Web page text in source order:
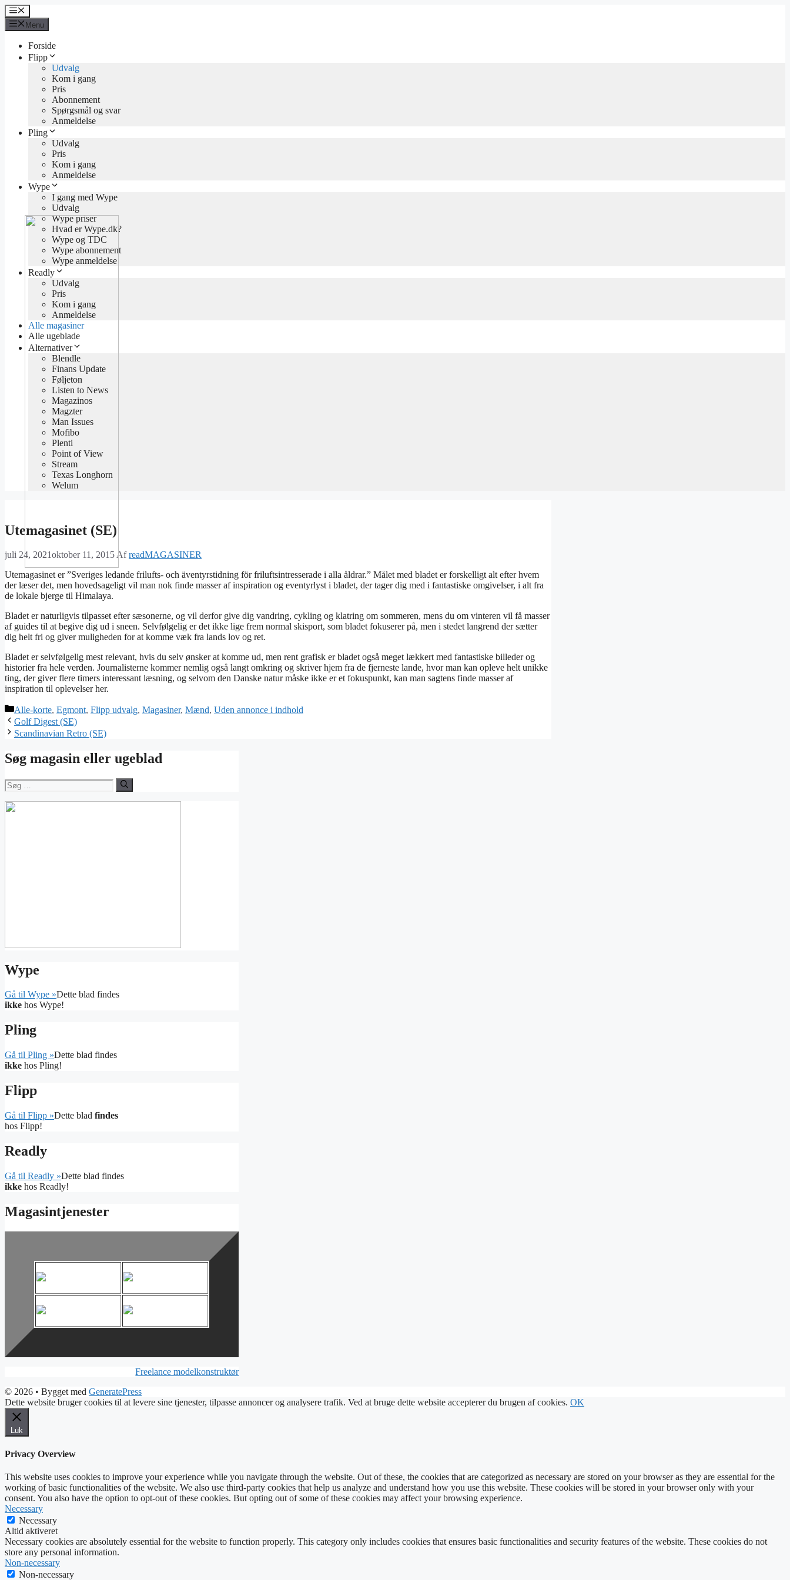
Hop
til
indhold
Menu
Menu
Forside
Flipp
Udvalg
Kom i gang
Pris
Abonnement
Spørgsmål og svar
Anmeldelse
Pling
Udvalg
Pris
Kom i gang
Anmeldelse
Wype
I gang med Wype
Udvalg
Wype priser
Hvad er Wype.dk?
Wype og TDC
Wype abonnement
Wype anmeldelse
Readly
Udvalg
Pris
Kom i gang
Anmeldelse
Alle magasiner
Alle ugeblade
Alternativer
Blendle
Finans Update
Føljeton
Listen to News
Magazinos
Magzter
Man Issues
Mofibo
Plenti
Point of View
Stream
Texas Longhorn
Welum
Utemagasinet (SE)
juli 24, 2021oktober 11, 2015AfreadMAGASINER
Utemagasinet er ”Sveriges ledande frilufts- och äventyrstidning för friluftsintresserade i alla åldrar.” Målet med bladet er forskelligt alt efter hvem
der læser det, men hovedsageligt vil man nok finde masser af inspiration og eventyrlyst i bladet, der tager dig med i fantastiske omgivelser, i alt fra
de lokale bjerge til Himalaya.
Bladet er naturligvis tilpasset efter sæsonerne, og vil derfor give dig vandring, cykling og klatring om sommeren, mens du om vinteren vil få masser
af guides til at begive dig ud i sneen. Selvfølgelig er det ikke lige frem normal skisport, som bladet fokuserer på, men i stedet langrend der sætter
dig helt fri og giver muligheden for at komme væk fra lands lov og ret.
Bladet er selvfølgelig mest relevant, hvis du selv ønsker at komme ud, men rent grafisk er bladet også meget lækkert med fantastiske billeder og
historier fra hele verden. Journalisterne kommer nemlig også langt omkring og skriver hjem fra de fjerneste lande, hvor man kan opleve helt unikke
ting, der giver flere timers interessant læsning, og selvom den Danske natur måske ikke er et fokuspunkt, kan man sagtens finde masser af
inspiration til oplevelser her.
Kategorier
Alle-korte, Egmont, Flipp udvalg, Magasiner, Mænd, Uden annonce i indhold
Golf Digest (SE)
Scandinavian Retro (SE)
Søg magasin eller ugeblad
Søg
efter:
Wype
Gå til Wype »Dette blad findes
ikke hos Wype!
Pling
Gå til Pling »Dette blad findes
ikke hos Pling!
Flipp
Gå til Flipp »Dette blad findes
hos Flipp!
Readly
Gå til Readly »Dette blad findes
ikke hos Readly!
Magasintjenester
Freelance modelkonstruktør
© 2026 • Bygget med GeneratePress
Dette website bruger cookies til at levere sine tjenester, tilpasse annoncer og analysere trafik. Ved at bruge dette website accepterer du brugen af cookies. OK
Luk
Privacy Overview
This website uses cookies to improve your experience while you navigate through the website. Out of these, the cookies that are categorized as necessary are stored on your browser as they are essential for the
working of basic functionalities of the website. We also use third-party cookies that help us analyze and understand how you use this website. These cookies will be stored in your browser only with your
consent. You also have the option to opt-out of these cookies. But opting out of some of these cookies may affect your browsing experience.
Necessary
Necessary
Altid aktiveret
Necessary cookies are absolutely essential for the website to function properly. This category only includes cookies that ensures basic functionalities and security features of the website. These cookies do not
store any personal information.
Non-necessary
Non-necessary